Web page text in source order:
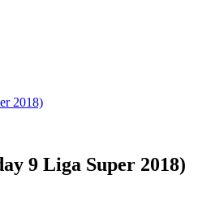
2018)
9 Liga Super 2018)